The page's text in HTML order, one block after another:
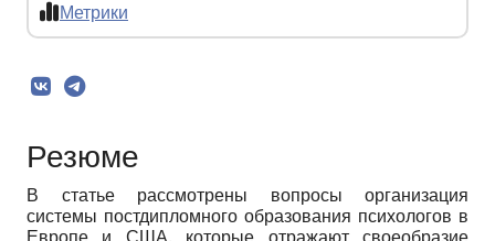
Метрики
Резюме
В статье рассмотрены вопросы организация
системы постдипломного образования психологов в